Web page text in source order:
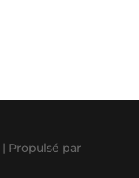
| Propulsé par